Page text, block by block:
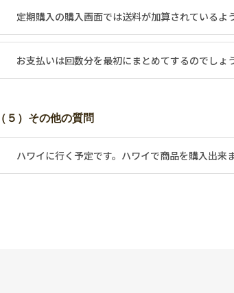
定期購入の購入画面では送料が加算されているよ
お支払いは回数分を最初にまとめてするのでしょ
（５）その他の質問
ハワイに行く予定です。ハワイで商品を購入出来